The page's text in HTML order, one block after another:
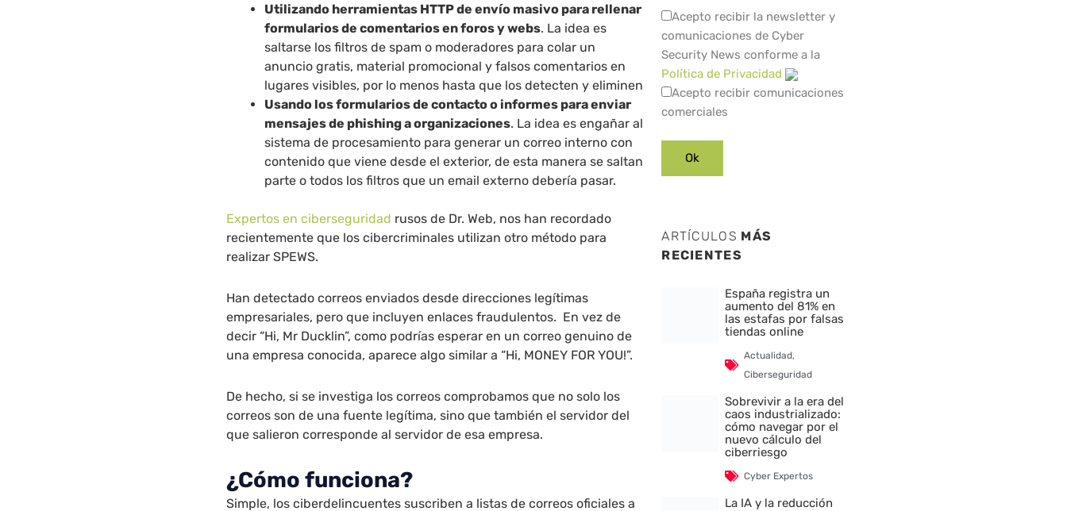
Utilizando herramientas HTTP de envío masivo para rellenar
formularios de comentarios en foros y webs. La idea es
saltarse los filtros de spam o moderadores para colar un
anuncio gratis, material promocional y falsos comentarios en
lugares visibles, por lo menos hasta que los detecten y eliminen
Usando los formularios de contacto o informes para enviar
mensajes de phishing a organizaciones. La idea es engañar al
sistema de procesamiento para generar un correo interno con
contenido que viene desde el exterior, de esta manera se saltan
parte o todos los filtros que un email externo debería pasar.
Expertos en ciberseguridad rusos de Dr. Web, nos han recordado
recientemente que los cibercriminales utilizan otro método para
realizar SPEWS.
Han detectado correos enviados desde direcciones legítimas
empresariales, pero que incluyen enlaces fraudulentos. En vez de
decir “Hi, Mr Ducklin”, como podrías esperar en un correo genuino de
una empresa conocida, aparece algo similar a “Hi, MONEY FOR YOU!”.
De hecho, si se investiga los correos comprobamos que no solo los
correos son de una fuente legítima, sino que también el servidor del
que salieron corresponde al servidor de esa empresa.
¿Cómo funciona?
Simple, los ciberdelincuentes suscriben a listas de correos oficiales a
Acepto recibir la newsletter y
comunicaciones de Cyber
Security News conforme a la
Política de Privacidad
Acepto recibir comunicaciones
comerciales
ARTÍCULOS MÁS
RECIENTES
España registra un
aumento del 81% en
las estafas por falsas
tiendas online
Actualidad,
Ciberseguridad
Sobrevivir a la era del
caos industrializado:
cómo navegar por el
nuevo cálculo del
ciberriesgo
Cyber Expertos
La IA y la reducción